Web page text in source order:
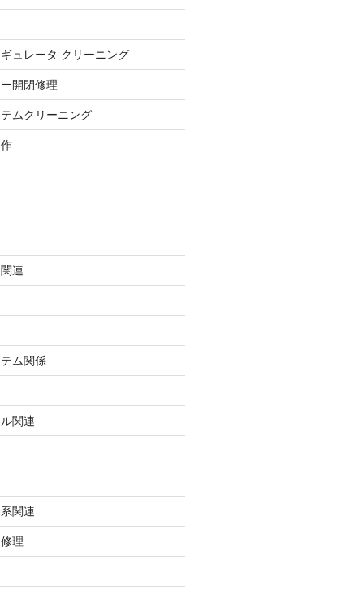
ュレータ クリーニング
開閉修理
ムクリーニング
連
ム関係
関連
関連
理